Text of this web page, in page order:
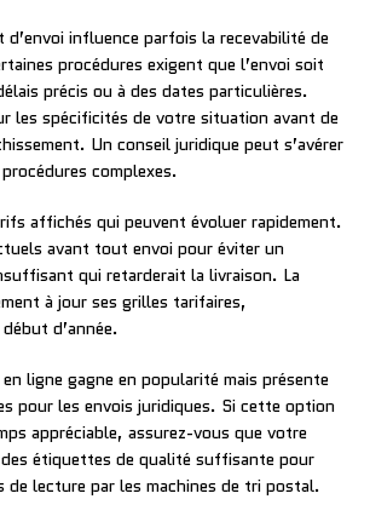
d’envoi influence parfois la recevabilité de
procédures exigent que l’envoi soit
précis ou à des dates particulières.
les spécificités de votre situation avant de
Un conseil juridique peut s’avérer
complexes.
affichés qui peuvent évoluer rapidement.
avant tout envoi pour éviter un
qui retarderait la livraison. La
à jour ses grilles tarifaires,
d’année.
ligne gagne en popularité mais présente
pour les envois juridiques. Si cette option
appréciable, assurez-vous que votre
étiquettes de qualité suffisante pour
de lecture par les machines de tri postal.